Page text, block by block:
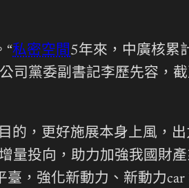
“私密空間5年來，中廣核累
司黨委副書記李歷先容，截
的，更好施展本身上風，出
量投向，助力加強我國財
，強化新動力、新動力car